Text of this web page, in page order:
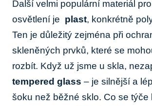
Další velmi ⁤populární materiál
osvětlení je ⁢ plast, konkrétně
Ten je důležitý zejména při
skleněných prvků, ⁢které se
rozbít. Když už jsme u skla,
tempered⁤ glass – je silnější a
šoku než běžné sklo. Co se týče⁢